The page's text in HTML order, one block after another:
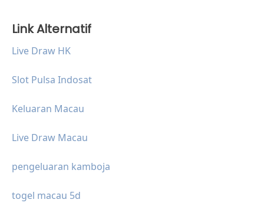
Link Alternatif
Live Draw HK
Slot Pulsa Indosat
Keluaran Macau
Live Draw Macau
pengeluaran kamboja
togel macau 5d